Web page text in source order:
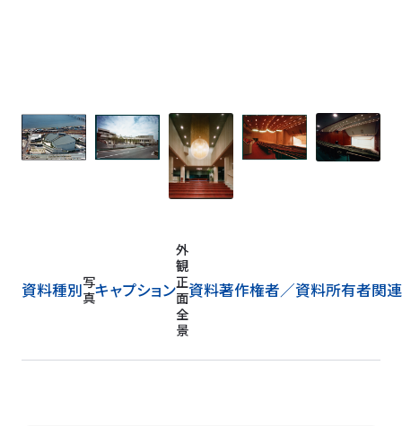
資料種別写
真キャプション
外
観
正
面
全
景
資料著作権者／資料所有者関